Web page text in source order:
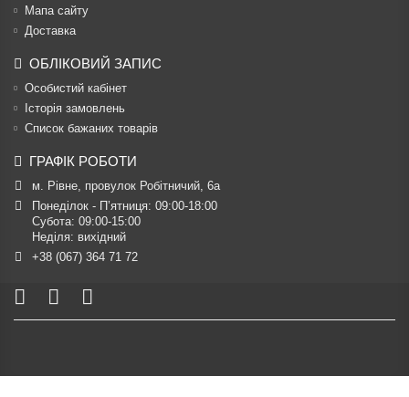
Мапа сайту
Доставка
ОБЛІКОВИЙ ЗАПИС
Особистий кабінет
Історія замовлень
Список бажаних товарів
ГРАФІК РОБОТИ
м. Рівне, провулок Робітничий, 6а
Понеділок - П’ятниця: 09:00-18:00
Субота: 09:00-15:00
Неділя: вихідний
+38 (067) 364 71 72